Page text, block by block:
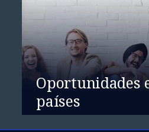
Oportunidades
países